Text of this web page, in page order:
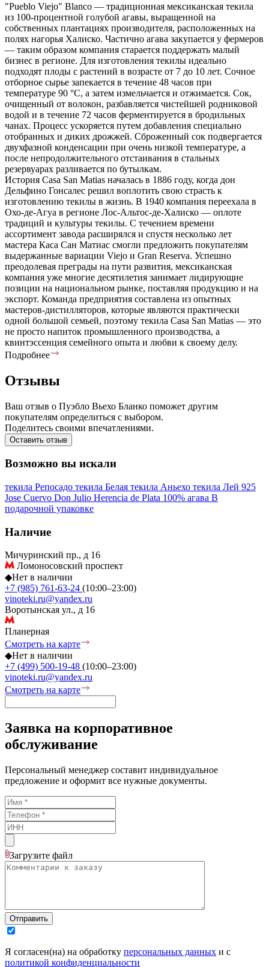
"Pueblo Viejo" Blanco — традиционная мексиканская текила
из 100-процентной голубой агавы, выращенной на
собственных плантациях производителя, расположенных на
полях нагорья Халиско. Частично агава закупается у фермеров
— таким образом компания старается поддержать малый
бизнес в регионе. Для изготовления текилы идеально
подходят плоды с растений в возрасте от 7 до 10 лет. Сочное
отборное сырье запекается в течение 48 часов при
температуре 90 °С, а затем измельчается и отжимается. Сок,
очищенный от волокон, разбавляется чистейшей родниковой
водой и в течение 72 часов ферментируется в бродильных
чанах. Процесс ускоряется путем добавления специально
отобранных и диких дрожжей. Сброженный сок подвергается
двухфазной конденсации при очень низкой температуре, а
после непродолжительного отстаивания в стальных
резервуарах разливается по бутылкам.
История Casa San Matias началась в 1886 году, когда дон
Дельфино Гонсалес решил воплотить свою страсть к
изготовлению текилы в жизнь. В 1940 компания переехала в
Охо-де-Агуа в регионе Лос-Альтос-де-Халиско — оплоте
традиций и культуры текилы. С течением времени
ассортимент завода расширялся и спустя несколько лет
мастера Каса Сан Матиас смогли предложить покупателям
выдержанные вариации Viejo и Gran Reserva. Успешно
преодолевая преграды на пути развития, мексиканская
компания уже многие десятилетия занимает лидирующие
позиции на национальном рынке, поставляя продукцию и на
экспорт. Команда предприятия составлена из опытных
мастеров-дистилляторов, которые являются практически
одной большой семьей, поэтому текила Casa San Matias — это
не просто напиток промышленного производства, а
квинтэссенция семейного опыта и любви к своему делу.
Подробнее
Отзывы
Ваш отзыв о Пуэбло Вьехо Бланко поможет другим
покупателям определиться с выбором.
Поделитесь своими впечатлениями.
Оставить отзыв
Возможно вы искали
текила Репосадо текила Белая текила Аньехо текила Лей 925
Jose Cuervo Don Julio Herencia de Plata 100% агава В
подарочной упаковке
Наличие
Мичуринский пр., д 16
Ломоносовский проспект
◆Нет в наличии
+7 (985) 761-63-24 (10:00–23:00)
vinoteki.ru@yandex.ru
Воротынская ул., д 16
Планерная
Смотреть на карте
◆Нет в наличии
+7 (499) 500-19-48 (10:00–23:00)
vinoteki.ru@yandex.ru
Смотреть на карте
Заявка на корпоративное
обслуживание
Персональный менеджер составит индивидуальное
предложение и оформит все нужные документы.
Загрузите файл
Отправить
Я согласен(на) на обработку персональных данных и с
политикой конфиденциальности